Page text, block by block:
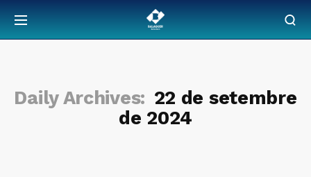
Daily Archives: 22 de setembre
de 2024